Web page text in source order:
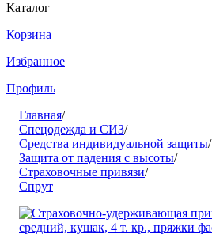
Каталог
Корзина
Избранное
Профиль
Главная/
Спецодежда и СИЗ/
Средства индивидуальной защиты/
Защита от падения с высоты/
Страховочные привязи/
Спрут